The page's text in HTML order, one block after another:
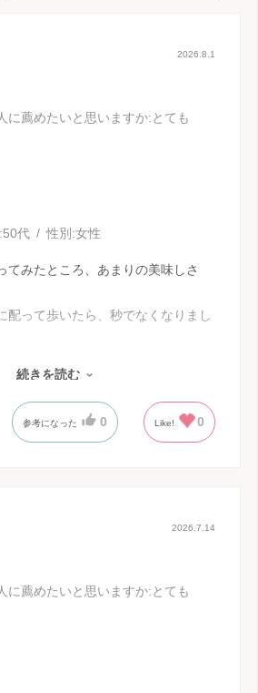
2026.8.1
に薦めたいと思いますか:とても
50代 性別:女性
てみたところ、あまりの美味しさ
配って歩いたら、秒でなくなりまし
煎餅を想像していると、ほんのりと
なあと思う商品です。
続きを読む
参考になった 0 Like! 0
2026.7.14
に薦めたいと思いますか:とても